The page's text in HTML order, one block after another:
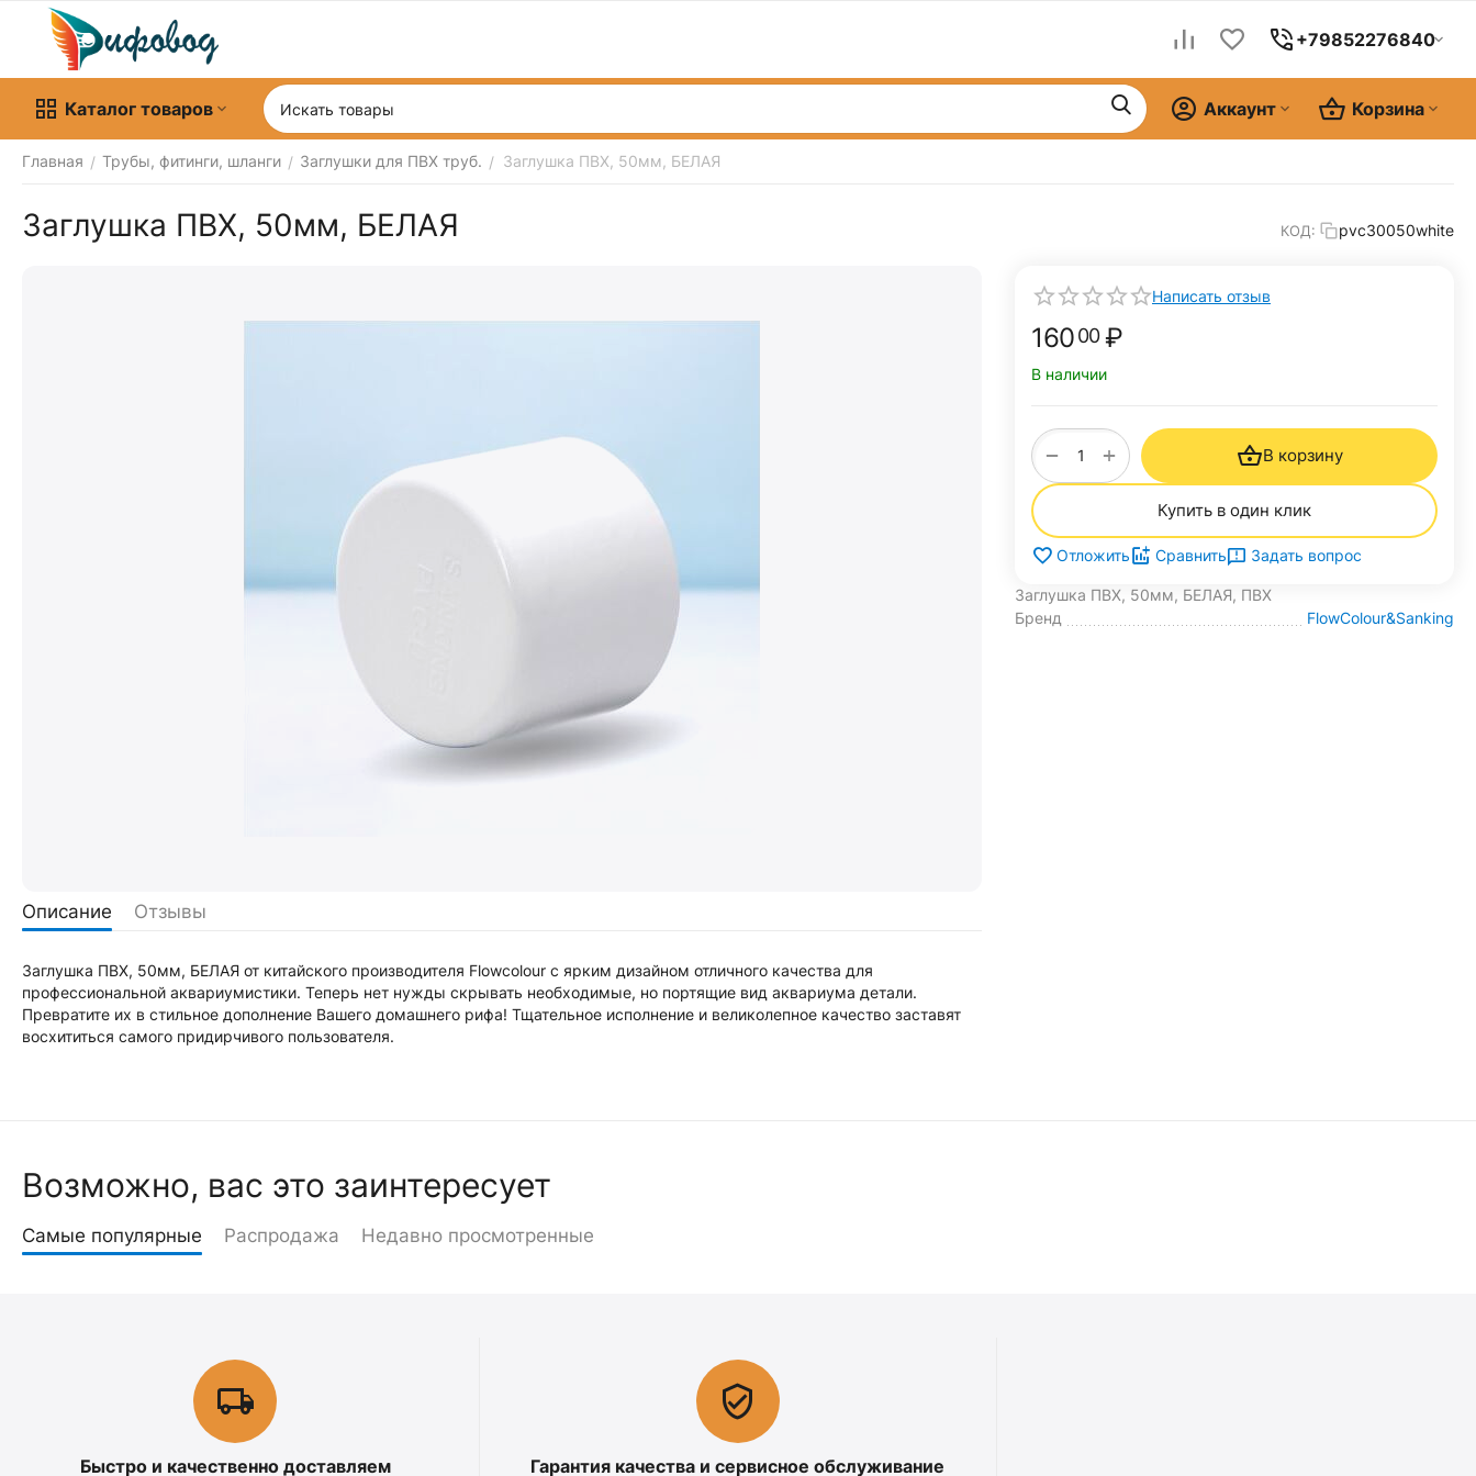
+79852276840
Каталог товаров Корзина
Аккаунт
Главная / Трубы, фитинги, шланги / Заглушки для ПВХ труб. / Заглушка ПВХ, 50мм, БЕЛАЯ
Заглушка ПВХ, 50мм, БЕЛАЯ КОД: pvc30050white
Написать отзыв
16000 ₽
В наличии
+
− В корзину
Купить в один клик
Отложить Сравнить Задать вопрос
Заглушка ПВХ, 50мм, БЕЛАЯ, ПВХ
Бренд
FlowColour&Sanking
Описание Отзывы
Заглушка ПВХ, 50мм, БЕЛАЯ от китайского производителя Flowcolour с ярким дизайном отличного качества для
профессиональной аквариумистики. Теперь нет нужды скрывать необходимые, но портящие вид аквариума детали.
Превратите их в стильное дополнение Вашего домашнего рифа! Тщательное исполнение и великолепное качество заставят
восхититься самого придирчивого пользователя.
Возможно, вас это заинтересует
Самые популярные Распродажа Недавно просмотренные
Быстро и качественно доставляем Гарантия качества и сервисное обслуживание